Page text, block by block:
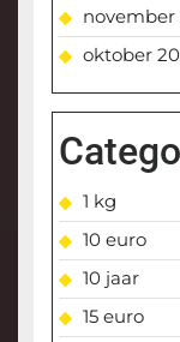
november
oktober
1 kg
10 euro
10 jaar
15 euro